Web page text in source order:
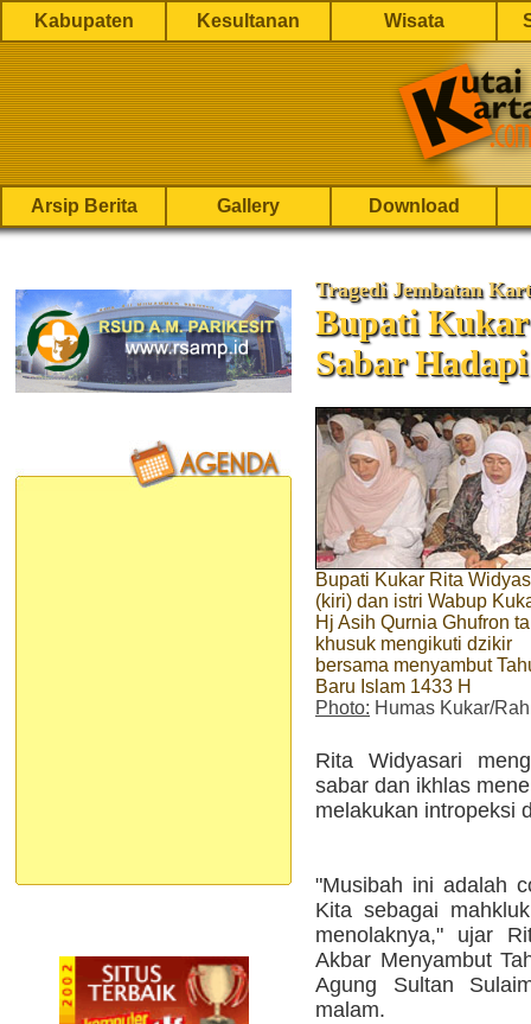
Kabupaten Kesultanan Wisata
Arsip Berita Gallery Download
Tragedi Jembatan
Bupati
Sabar
Bupati Kukar Rita
(kiri) dan istri Wabup
Hj Asih Qurnia Ghufron
khusuk mengikuti dzikir
bersama menyambut
Baru Islam 1433 H
Photo: Humas Kukar/
Rita Widyasari
sabar dan ikhlas
melakukan intropeksi
"Musibah ini adalah
Kita sebagai
menolaknya," ujar
Akbar Menyambut
Agung Sultan
malam.